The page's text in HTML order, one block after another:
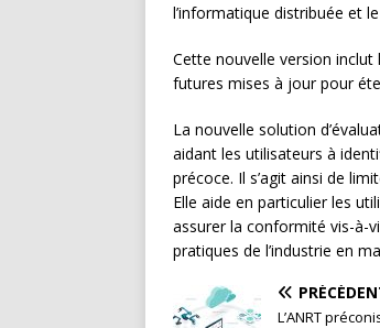
l’informatique distribuée et
Cette nouvelle version inclut
futures mises à jour pour
La nouvelle solution
aidant les utilisateurs à
précoce. Il s’agit ainsi de
Elle aide en particulier les
assurer la conformité vis-à-
pratiques de l’industrie en
L’ANRT